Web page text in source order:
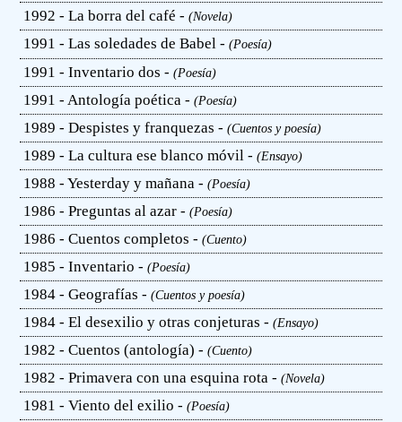
1992 - La borra del café -(Novela)
1991 - Las soledades de Babel -(Poesía)
1991 - Inventario dos -(Poesía)
1991 - Antología poética -(Poesía)
1989 - Despistes y franquezas -(Cuentos y poesía)
1989 - La cultura ese blanco móvil -(Ensayo)
1988 - Yesterday y mañana -(Poesía)
1986 - Preguntas al azar -(Poesía)
1986 - Cuentos completos -(Cuento)
1985 - Inventario -(Poesía)
1984 - Geografías -(Cuentos y poesía)
1984 - El desexilio y otras conjeturas -(Ensayo)
1982 - Cuentos (antología) -(Cuento)
1982 - Primavera con una esquina rota -(Novela)
1981 - Viento del exilio -(Poesía)